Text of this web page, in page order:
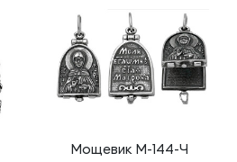
Мощевик М-144-Ч